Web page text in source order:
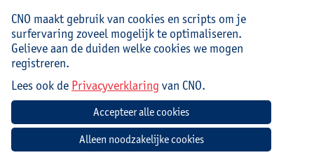
gericht toe te werken naar de nieuwe
minimumdoelen;
geef je voorbeelden van hoe je horizontale,
verticale en diagonale samenhang kan creëren
tussen je lessen.
Doelgroep
(Zorg)leerkrachten, zorgcoördinatoren en
CNO maakt gebruik van cookies en scripts om je
surfervaring zoveel mogelijk te optimaliseren.
Gelieve aan de duiden welke cookies we mogen
registreren.
Lees ook de Privacyverklaring van CNO.